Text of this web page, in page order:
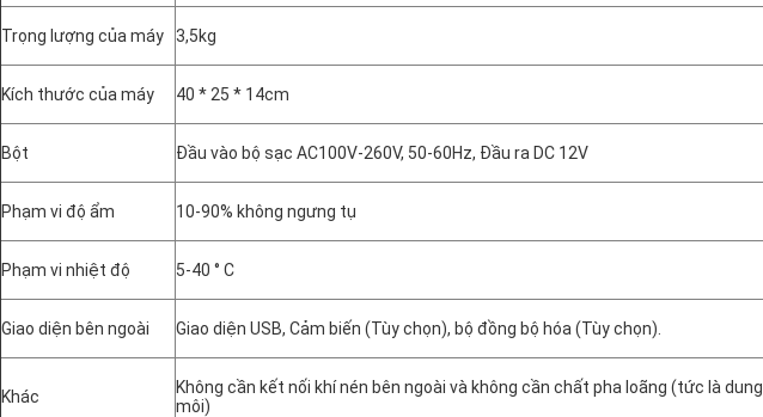
Trọng lượng của máy 3,5kg
Kích thước của máy 40 * 25 * 14cm
Bột Đầu vào bộ sạc AC100V-260V, 50-60Hz, Đầu ra DC 12V
Phạm vi độ ẩm 10-90% không ngưng tụ
Phạm vi nhiệt độ 5-40 ° C
Giao diện bên ngoài Giao diện USB, Cảm biến (Tùy chọn), bộ đồng bộ hóa (Tùy chọn).
Khác
Không cần kết nối khí nén bên ngoài và không cần chất pha loãng (tức là dung
môi)